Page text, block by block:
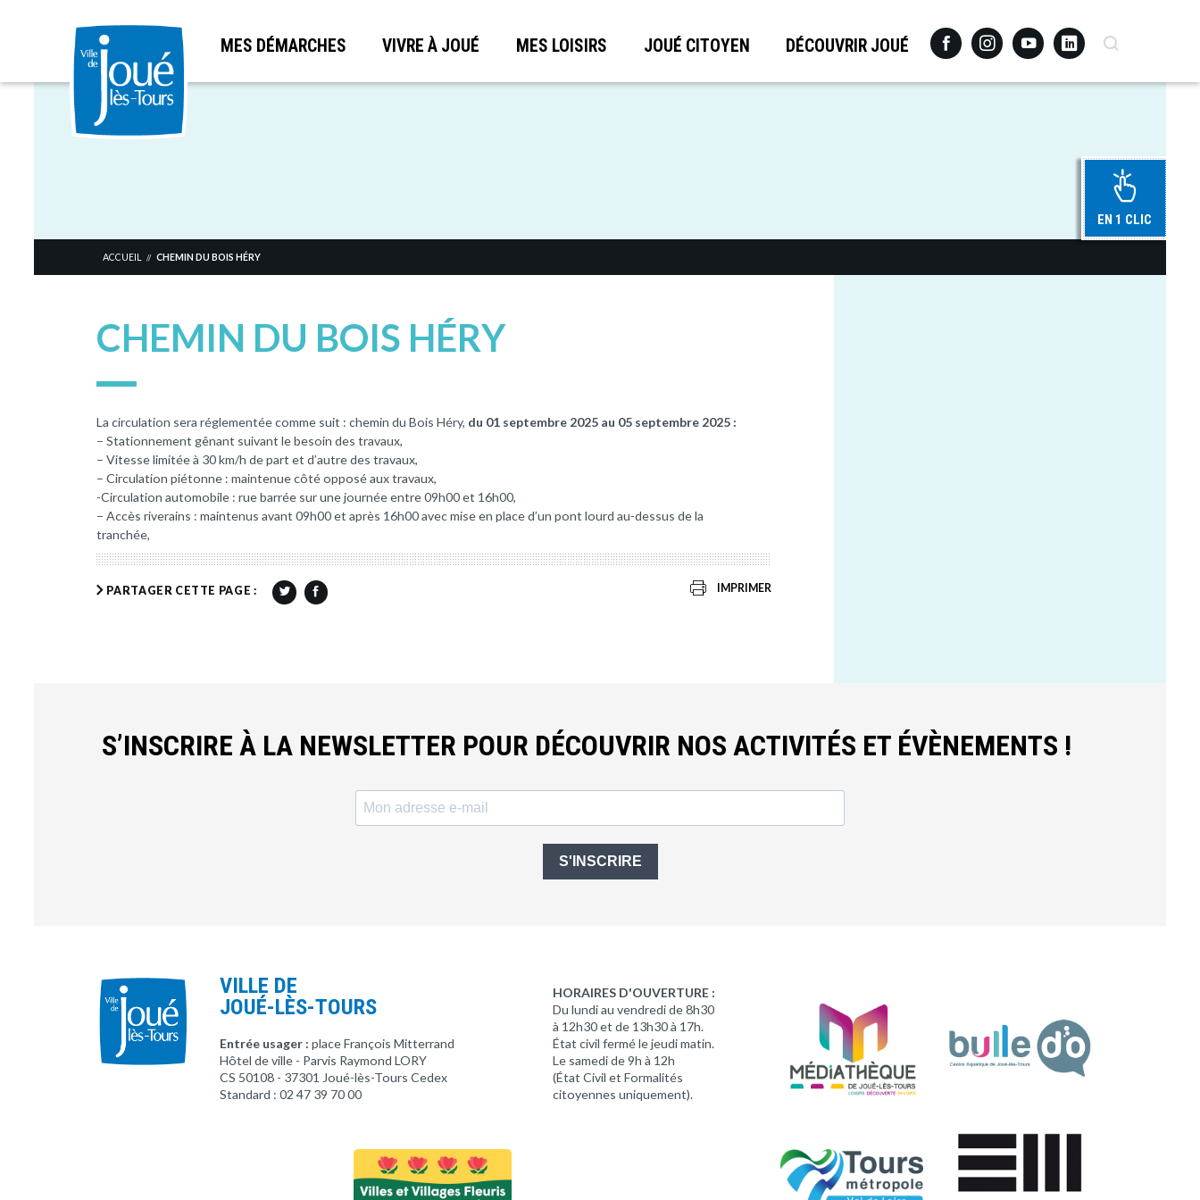
Aller
MES DÉMARCHES VIVRE À JOUÉ MES LOISIRS JOUÉ CITOYEN DÉCOUVRIR JOUÉ FacebookInstagramYoutubeLinkedinRecherche
EN 1 CLIC
ACCUEIL // CHEMIN DU BOIS HÉRY
CHEMIN DU BOIS HÉRY
La circulation sera réglementée comme suit : chemin du Bois Héry, du 01 septembre 2025 au 05 septembre 2025 :
– Stationnement gênant suivant le besoin des travaux,
– Vitesse limitée à 30 km/h de part et d’autre des travaux,
– Circulation piétonne : maintenue côté opposé aux travaux,
-Circulation automobile : rue barrée sur une journée entre 09h00 et 16h00,
– Accès riverains : maintenus avant 09h00 et après 16h00 avec mise en place d’un pont lourd au-dessus de la
tranchée,
PARTAGER CETTE PAGE : IMPRIMER
S’INSCRIRE À LA NEWSLETTER POUR DÉCOUVRIR NOS ACTIVITÉS ET ÉVÈNEMENTS !
S'INSCRIRE
VILLE DE
JOUÉ-LÈS-TOURS
Entrée usager : place François Mitterrand
Hôtel de ville - Parvis Raymond LORY
CS 50108 - 37301 Joué-lès-Tours Cedex
Standard : 02 47 39 70 00
HORAIRES D'OUVERTURE :
Du lundi au vendredi de 8h30
à 12h30 et de 13h30 à 17h.
État civil fermé le jeudi matin.
Le samedi de 9h à 12h
(État Civil et Formalités
citoyennes uniquement).